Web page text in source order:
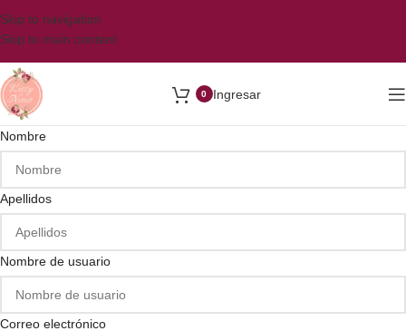
Skip to navigation
Skip to main content
0 Ingresar
Nombre
Apellidos
Nombre de usuario
Correo electrónico